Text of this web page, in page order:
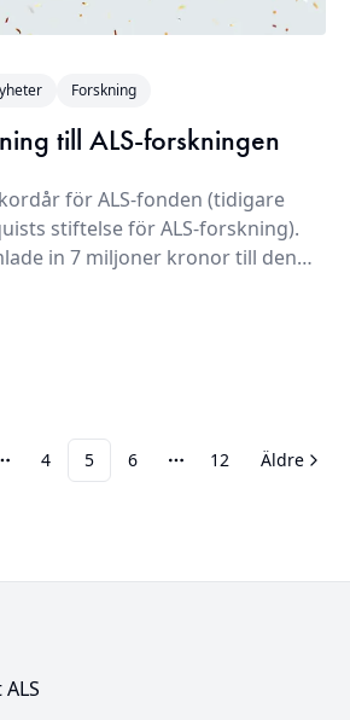
Forskning
till ALS-forskningen
för ALS-fonden (tidigare
stiftelse för ALS-forskning).
in 7 miljoner kronor till den
Totalt beviljas 6,7
Fler sidor
4 5 6 Fler sidor
12 Äldre